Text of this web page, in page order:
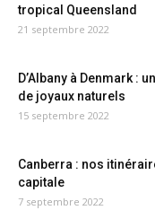
tropical Queensland
21 septembre 2022
D’Albany à Denmark :
de joyaux naturels
15 septembre 2022
Canberra : nos
capitale
7 septembre 2022